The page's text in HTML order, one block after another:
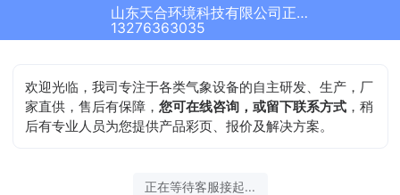
山东天合环境科技有限公司正在为您服务
13276363035
欢迎光临，我司专注于各类气象设备的自主研发、生产，厂
家直供，售后有保障，您可在线咨询，或留下联系方式 ，稍
后有专业人员为您提供产品彩页、报价及解决方案。
2026-08-07 01:59:27 开始沟通